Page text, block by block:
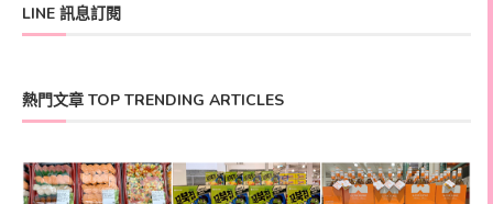
LINE 訊息訂閱
熱門文章 TOP TRENDING ARTICLES